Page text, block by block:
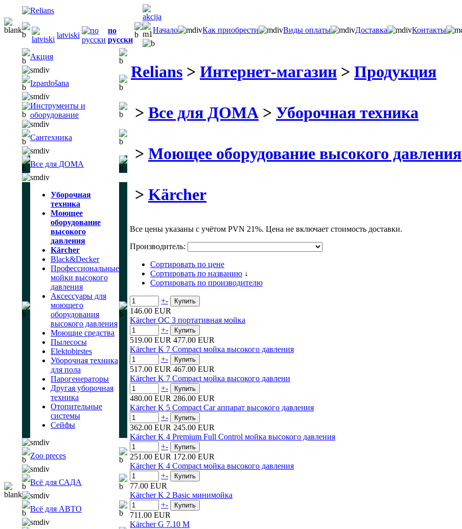
latviski
по
русски
Начало Как приобрести Виды оплаты Доставка Контакты
Акция
Izpardošana
Инструменты и
оборудование
Сантехника
Все для ДОМА
Уборочная
техника
Моющее
оборудование
высокого
давления
Kärcher
Black&Decker
Профессиональные
мойки высокого
давления
Аксессуары для
моющего
оборудования
высокого давления
Моющие средства
Пылесосы
Elektobirstes
Уборочная техника
для пола
Парогенераторы
Другая уборочная
техника
Отопительные
системы
Сейфы
Zoo preces
Всё для САДА
Всё для АВТО
Relians > Интернет-магазин > Продукция
> Все для ДОМА > Уборочная техника
> Моющее оборудование высокого давления
> Kärcher
Все цены указаны с учётом PVN 21%. Цена не включает стоимость доставки.
Производитель:
Сортировать по цене
Сортировать по названию ↓
Сортировать по производителю
+-
146.00 EUR
Kärcher OC 3 портативная мойка
+-
519.00 EUR 477.00 EUR
Kärcher K 7 Compact мойка высокого давления
+-
517.00 EUR 467.00 EUR
Kärcher K 7 Compact мойка высокого давлени
+-
480.00 EUR 286.00 EUR
Kärcher K 5 Compact Car аппарат высокого давления
+-
362.00 EUR 245.00 EUR
Kärcher K 4 Premium Full Control мойка высокого давления
+-
251.00 EUR 172.00 EUR
Kärcher K 4 Compact мойка высокого давления
+-
77.00 EUR
Kärcher K 2 Basic минимойка
+-
711.00 EUR
Kärcher G 7.10 M